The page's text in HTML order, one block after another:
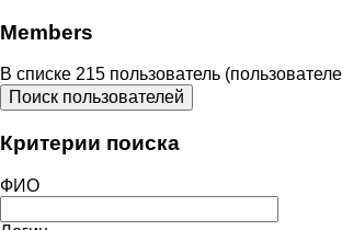
Members
В списке 215 пользователь
Поиск пользователей
Критерии поиска
ФИО